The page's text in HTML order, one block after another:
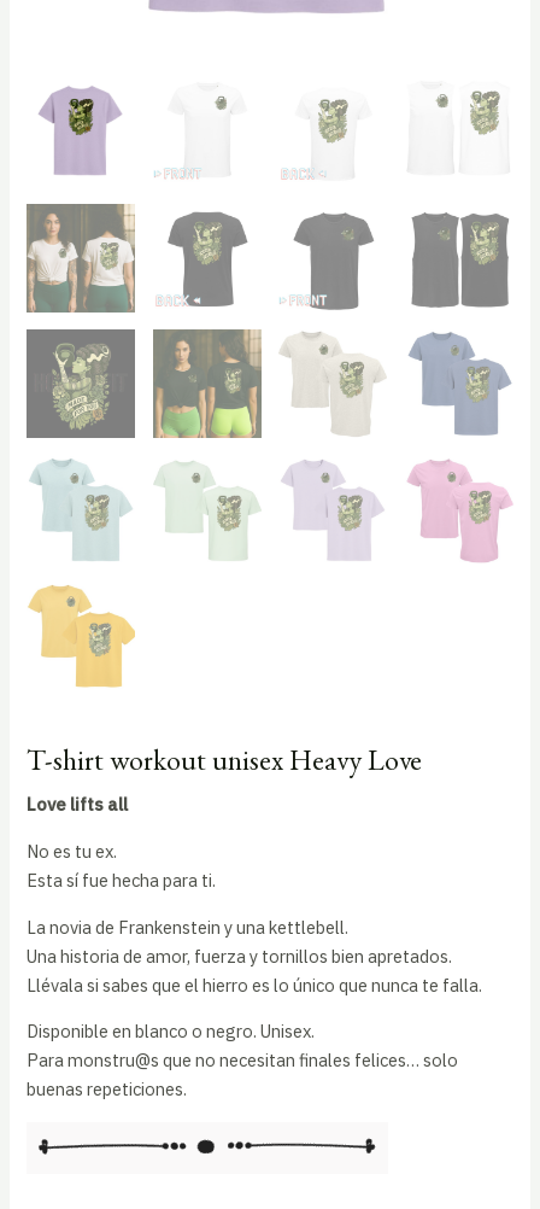
T-shirt workout unisex Heavy Love
Love lifts all
No es tu ex.
Esta sí fue hecha para ti.
La novia de Frankenstein y una kettlebell.
Una historia de amor, fuerza y tornillos bien apretados.
Llévala si sabes que el hierro es lo único que nunca te falla.
Disponible en blanco o negro. Unisex.
Para monstru@s que no necesitan finales felices… solo
buenas repeticiones.